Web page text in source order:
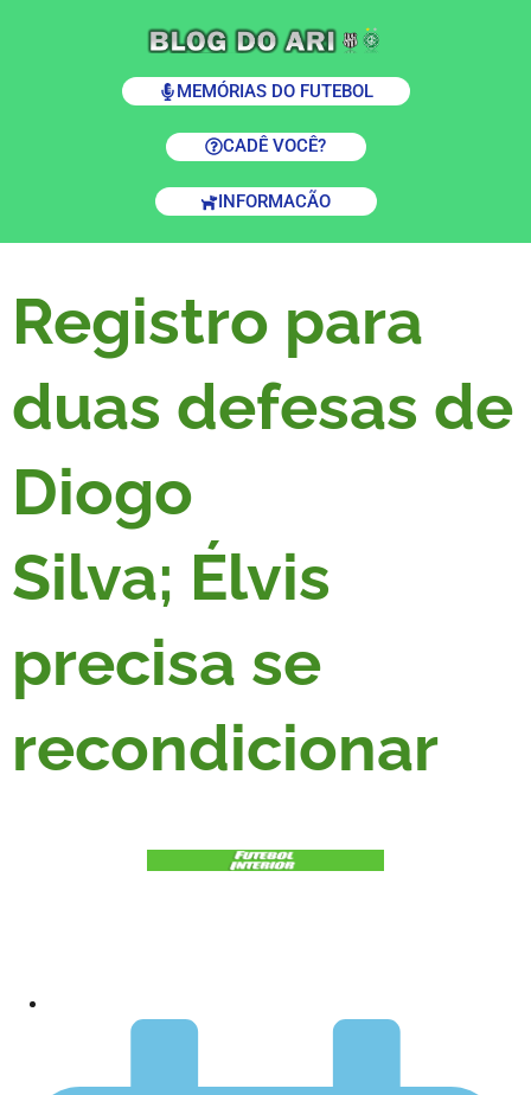
MEMÓRIAS DO FUTEBOL
CADÊ VOCÊ?
INFORMACÃO
Registro para
duas defesas de
Diogo
Silva; Élvis
precisa se
recondicionar